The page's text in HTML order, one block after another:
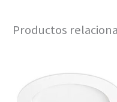
Productos